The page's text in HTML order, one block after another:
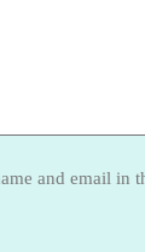
and email in